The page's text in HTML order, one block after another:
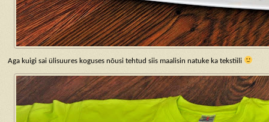
Aga kuigi sai ülisuures koguses nõusi tehtud siis maalisin natuke ka tekstiili